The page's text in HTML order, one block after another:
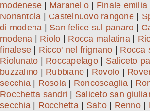
modenese
Maranello Finale emilia
Nonantola
Castelnuovo rangone|
di modena
San felice sul panaro
modena
Riolo Rocca malatina|
finalese
Ricco' nel frignano Rocca
Riolunato
Roccapelago| Saliceto
buzzalino
Rubbiano Rovolo
secchia| Rosola Roncoscaglia|
Rocchetta sandri
Saliceto san
secchia| Rocchetta| Salto| Renno|